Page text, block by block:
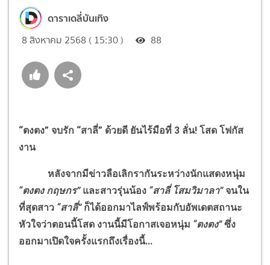
ดาราเดลี่บันเทิง
8 สิงหาคม 2568 ( 15:30 ) 88
“ตงตง” จบรัก “สาลี่” ด้วยดี ยันไร้มือที่ 3 ลั่น! โสด โฟกัส
งาน
หลังจากมีข่าวลือเลิกรากันระหว่างนักแสดงหนุ่ม
“ตงตง กฤษกร”และสาวรุ่นน้อง “สาลี่ โสมวิมาลา”จนใน
ที่สุดสาว “สาลี่”ก็ได้ออกมาไลฟ์พร้อมกับอัพเดตสถานะ
หัวใจว่าตอนนี้โสด งานนี้มีโอกาสเจอหนุ่ม “ตงตง”ซึ่ง
ออกมาเปิดใจครั้งแรกถึงเรื่องนี้...